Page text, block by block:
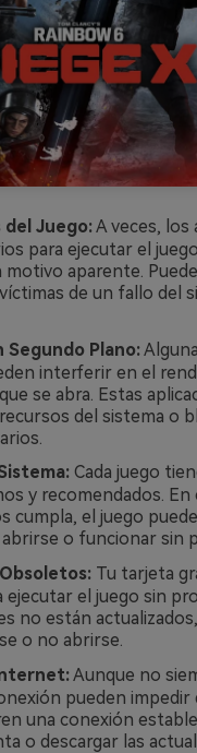
del Juego:A veces, los
para ejecutar el juego
motivo aparente.
de un fallo del
Segundo Plano:
interferir en el
se abra. Estas
del sistema o
Cada juego
y recomendados. En
cumpla, el juego
o funcionar sin
Tu tarjeta
el juego sin
no están
o no abrirse.
Aunque no
pueden impedir
una conexión
o descargar las